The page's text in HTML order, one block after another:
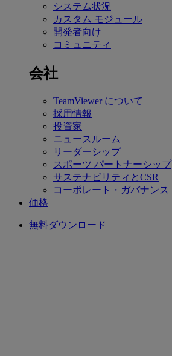
システム状況
カスタム モジュール
開発者向け
コミュニティ
会社
TeamViewer について
採用情報
投資家
ニュースルーム
リーダーシップ
スポーツ パートナーシップ
サステナビリティとCSR
コーポレート・ガバナンス
価格
無料ダウンロード